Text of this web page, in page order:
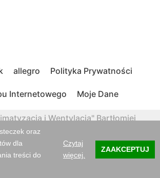
oraz
dla
treści do
Czytaj
więcej.
ZAAKCEPTUJ
allegro Polityka Prywatności
Internetowego Moje Dane
i Wentylacja" Bartłomiej
25, 98-400 Wieruszów Regon:
NIP: 997-010-70-97,
tel.782 085 044, nr